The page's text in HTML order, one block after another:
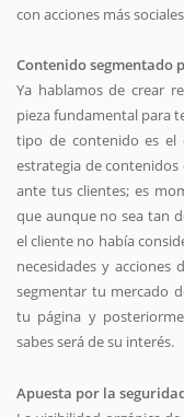
con acciones más
Contenido segmentado
Ya hablamos de crear
pieza fundamental para
tipo de contenido es el
estrategia de
ante tus clientes; es
que aunque no sea tan
el cliente no había
necesidades y acciones
segmentar tu mercado
tu página y
sabes será de su interés.
Apuesta por la